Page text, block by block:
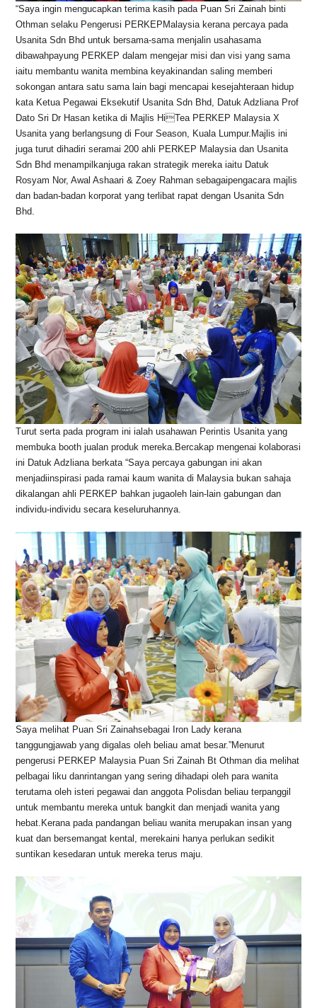
“Saya ingin mengucapkan terima kasih pada Puan Sri Zainah binti
Othman selaku Pengerusi PERKEPMalaysia kerana percaya pada
Usanita Sdn Bhd untuk bersama-sama menjalin usahasama
dibawahpayung PERKEP dalam mengejar misi dan visi yang sama
iaitu membantu wanita membina keyakinandan saling memberi
sokongan antara satu sama lain bagi mencapai kesejahteraan hidup
kata Ketua Pegawai Eksekutif Usanita Sdn Bhd, Datuk Adzliana Prof
Dato Sri Dr Hasan ketika di Majlis HiTea PERKEP Malaysia X
Usanita yang berlangsung di Four Season, Kuala Lumpur.Majlis ini
juga turut dihadiri seramai 200 ahli PERKEP Malaysia dan Usanita
Sdn Bhd menampilkanjuga rakan strategik mereka iaitu Datuk
Rosyam Nor, Awal Ashaari & Zoey Rahman sebagaipengacara majlis
dan badan-badan korporat yang terlibat rapat dengan Usanita Sdn
Bhd.
Turut serta pada program ini ialah usahawan Perintis Usanita yang
membuka booth jualan produk mereka.Bercakap mengenai kolaborasi
ini Datuk Adzliana berkata “Saya percaya gabungan ini akan
menjadiinspirasi pada ramai kaum wanita di Malaysia bukan sahaja
dikalangan ahli PERKEP bahkan jugaoleh lain-lain gabungan dan
individu-individu secara keseluruhannya.
Saya melihat Puan Sri Zainahsebagai Iron Lady kerana
tanggungjawab yang digalas oleh beliau amat besar.”Menurut
pengerusi PERKEP Malaysia Puan Sri Zainah Bt Othman dia melihat
pelbagai liku danrintangan yang sering dihadapi oleh para wanita
terutama oleh isteri pegawai dan anggota Polisdan beliau terpanggil
untuk membantu mereka untuk bangkit dan menjadi wanita yang
hebat.Kerana pada pandangan beliau wanita merupakan insan yang
kuat dan bersemangat kental, merekaini hanya perlukan sedikit
suntikan kesedaran untuk mereka terus maju.